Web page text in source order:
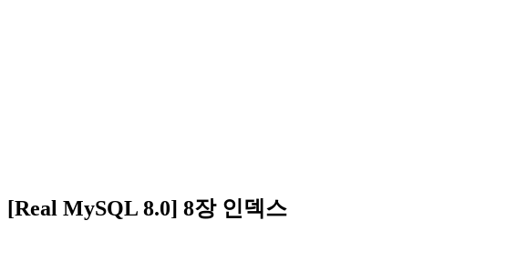
[Real MySQL 8.0] 8장 인덱스